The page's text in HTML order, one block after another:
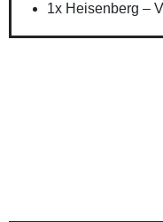
1x Heisenberg –